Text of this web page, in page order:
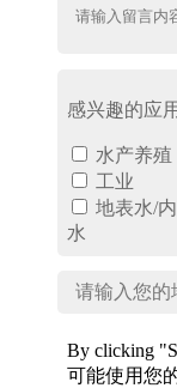
感兴趣的应
水产养殖
工业
地表水/
水
By clicking
可能使用您